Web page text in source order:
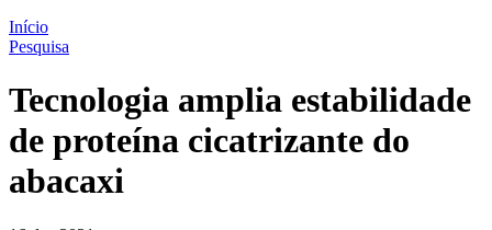
Início
Pesquisa
Tecnologia amplia estabilidade
de proteína cicatrizante do
abacaxi